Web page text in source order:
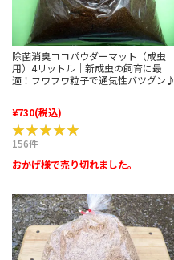
除菌消臭ココパウダーマット（成虫
用）4リットル｜新成虫の飼育に最
適！フワフワ粒子で通気性バツグン♪
¥730(税込)
★★★★★
★★★★★
156件
おかげ様で売り切れました。